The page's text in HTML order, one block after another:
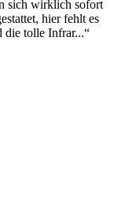
sich wirklich sofort
hier fehlt es
die tolle Infrar...“